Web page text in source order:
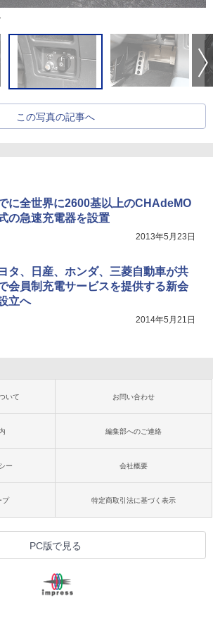
この写真の記事へ
に全世界に2600基以上のCHAdeMO
の急速充電器を設置
2013年5月23日
タ、日産、ホンダ、三菱自動車が共
会員制充電サービスを提供する新会
立へ
2014年5月21日
いて お問い合わせ
編集部へのご連絡
ー 会社概要
プ 特定商取引法に基づく表示
PC版で見る